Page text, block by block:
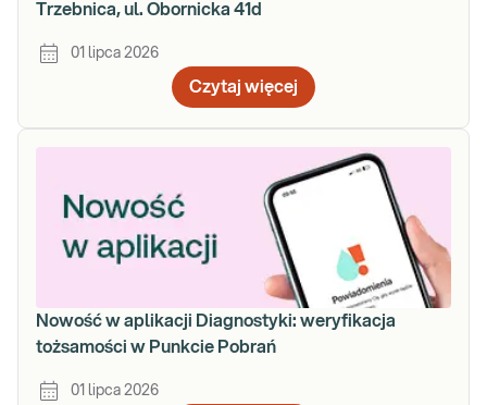
Trzebnica, ul. Obornicka 41d
01 lipca 2026
Czytaj więcej
Nowość w aplikacji Diagnostyki: weryfikacja
tożsamości w Punkcie Pobrań
01 lipca 2026